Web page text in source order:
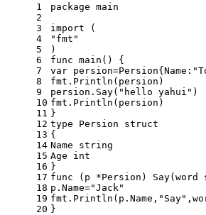
1
2
3
4
5
6
7
8
9
10
11
12
13
14
15
16
17
18
19
20
package main
import (
"fmt"
)
func main ()
{
var persion=Persion{Name:
fmt.Println(persion)
persion.Say( "hello yahui" )
fmt.Println(persion)
}
type Persion struct
{
Name string
Age int
}
func
(p *Persion) Say(word
p.Name="Jack"
fmt.Println(p.Name, "Say"
}